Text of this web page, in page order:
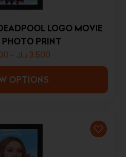
LOGO MOVIE
PHOTO PRINT
- 3.500 د.ك
OPTIONS